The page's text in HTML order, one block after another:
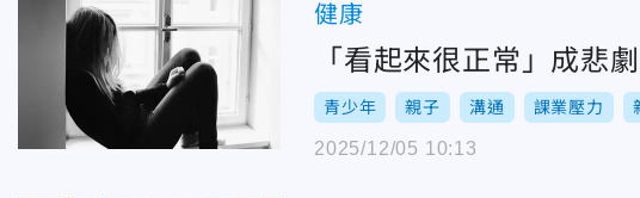
健康
「看起來很正常」成悲
青少年 親子 溝通 課業壓力
2025/12/05 10:13